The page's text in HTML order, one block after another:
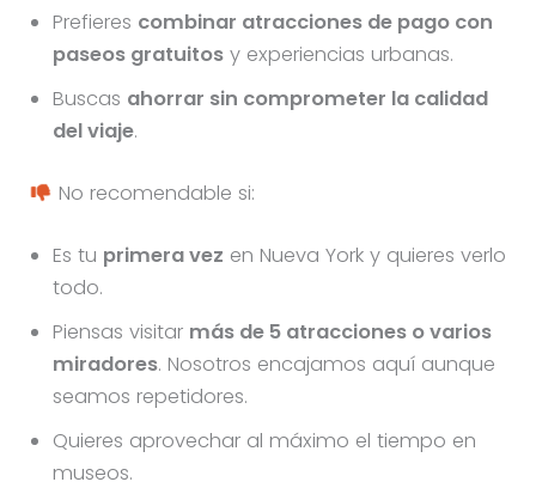
Prefieres combinar atracciones de pago con
paseos gratuitosy experiencias urbanas.
Buscas ahorrar sin comprometer la calidad
del viaje.
No recomendable si:
Es tu primera vez en Nueva York y quieres verlo
todo.
Piensas visitar más de 5 atracciones o varios
miradores. Nosotros encajamos aquí aunque
seamos repetidores.
Quieres aprovechar al máximo el tiempo en
museos.